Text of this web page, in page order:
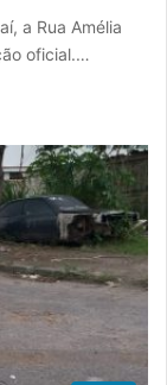
a Rua Amélia
oficial.…